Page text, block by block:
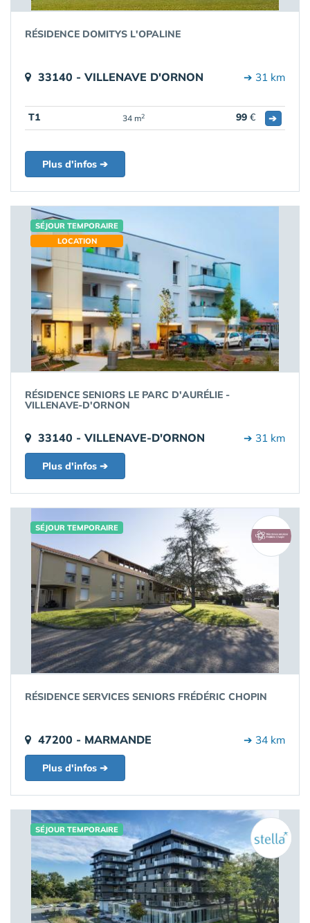
RÉSIDENCE DOMITYS L'OPALINE
33140 - VILLENAVE D'ORNON ➔ 31 km
T1 34 m2 99 € ➔
Plus d'infos ➔
SÉJOUR TEMPORAIRE
LOCATION
RÉSIDENCE SENIORS LE PARC D'AURÉLIE -
VILLENAVE-D'ORNON
33140 - VILLENAVE-D'ORNON ➔ 31 km
Plus d'infos ➔
SÉJOUR TEMPORAIRE
RÉSIDENCE SERVICES SENIORS FRÉDÉRIC CHOPIN
47200 - MARMANDE ➔ 34 km
Plus d'infos ➔
SÉJOUR TEMPORAIRE